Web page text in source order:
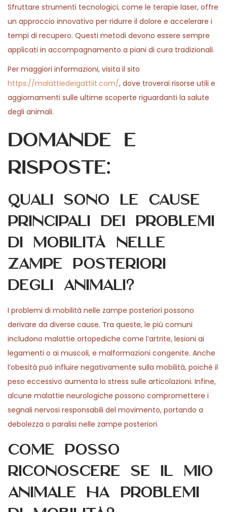
Sfruttare strumenti tecnologici, come le terapie laser, offre
un approccio innovativo per ridurre il dolore e accelerare i
tempi di recupero. Questi metodi devono essere sempre
applicati in accompagnamento a piani di cura tradizionali.
Per maggiori informazioni, visita il sito
https://malattiedeigattiit.com/, dove troverai risorse utili e
aggiornamenti sulle ultime scoperte riguardanti la salute
degli animali.
Domande e
risposte:
Quali sono le cause
principali dei problemi
di mobilità nelle
zampe posteriori
degli animali?
I problemi di mobilità nelle zampe posteriori possono
derivare da diverse cause. Tra queste, le più comuni
includono malattie ortopediche come l’artrite, lesioni ai
legamenti o ai muscoli, e malformazioni congenite. Anche
l’obesità può influire negativamente sulla mobilità, poiché il
peso eccessivo aumenta lo stress sulle articolazioni. Infine,
alcune malattie neurologiche possono compromettere i
segnali nervosi responsabili del movimento, portando a
debolezza o paralisi nelle zampe posteriori.
Come posso
riconoscere se il mio
animale ha problemi